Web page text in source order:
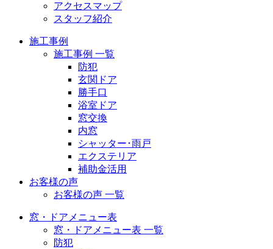
アクセスマップ
スタッフ紹介
施工事例
施工事例 一覧
防犯
玄関ドア
勝手口
浴室ドア
窓交換
内窓
シャッター･雨戸
エクステリア
補助金活用
お客様の声
お客様の声 一覧
窓・ドアメニュー表
窓・ドアメニュー表 一覧
防犯